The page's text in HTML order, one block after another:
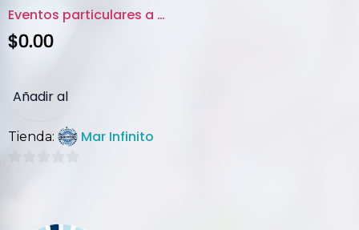
Eventos particulares a bordo d...
$0.00
Añadir al
carrito
Tienda: Mar Infinito